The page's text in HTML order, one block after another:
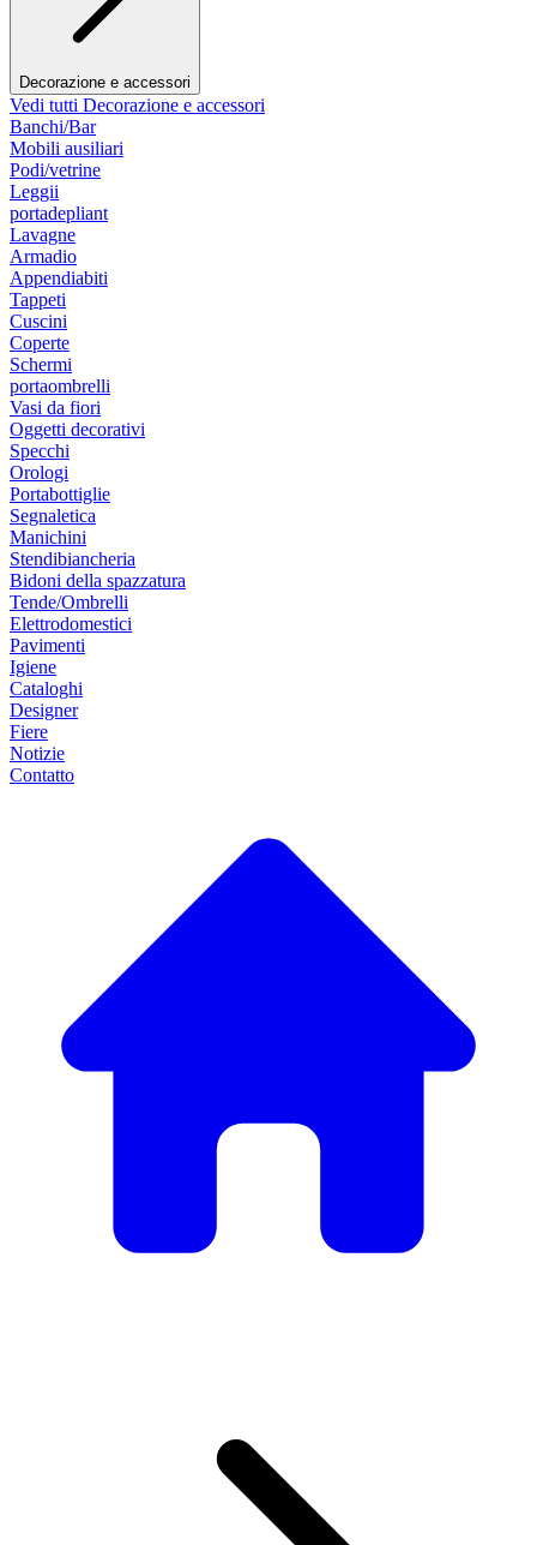
Decorazione e accessori
Vedi tutti Decorazione e accessori
Banchi/Bar
Mobili ausiliari
Podi/vetrine
Leggii
portadepliant
Lavagne
Armadio
Appendiabiti
Tappeti
Cuscini
Coperte
Schermi
portaombrelli
Vasi da fiori
Oggetti decorativi
Specchi
Orologi
Portabottiglie
Segnaletica
Manichini
Stendibiancheria
Bidoni della spazzatura
Tende/Ombrelli
Elettrodomestici
Pavimenti
Igiene
Cataloghi
Designer
Fiere
Notizie
Contatto